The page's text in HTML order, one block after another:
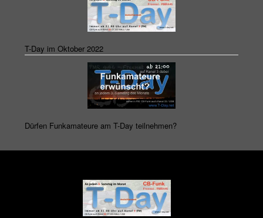
T-Day im Oktober 2022
Dürfen Funkamateure am T-Day teilnehmen?